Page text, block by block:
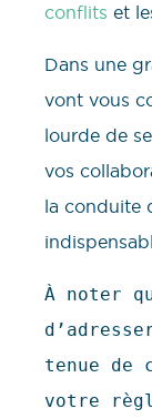
conflits et
Dans une
vont vous
lourde de
vos
la conduite
À noter
tenue de
votre